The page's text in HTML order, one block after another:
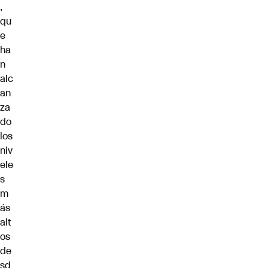
,
qu
e
ha
n
alc
an
za
do
los
niv
ele
s
m
ás
alt
os
de
sd